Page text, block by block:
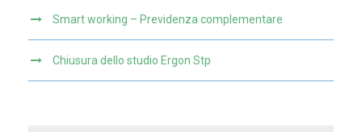
Smart working – Previdenza complementare
Chiusura dello studio Ergon Stp